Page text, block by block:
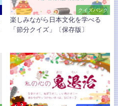
クイズバンク
楽しみながら日本文化を学べる
「節分クイズ」〔保存版〕